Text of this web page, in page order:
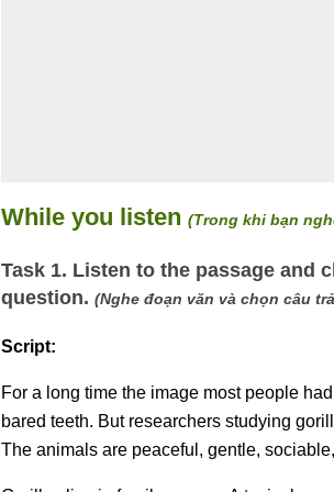
While you listen (Trong khi bạn
Task 1. Listen to the passage and
question. (Nghe đoạn văn và chọn câu
Script:
For a long time the image most people
bared teeth. But researchers studying
The animals are peaceful, gentle,